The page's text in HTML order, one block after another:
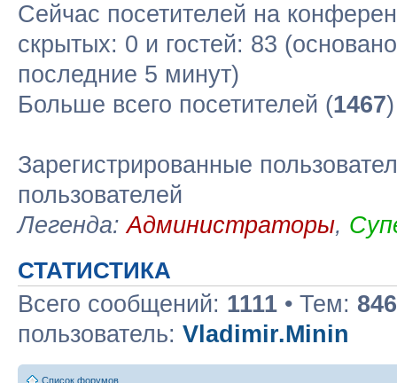
Сейчас посетителей на
скрытых: 0 и гостей: 83
последние 5 минут)
Больше всего посетителей (1467
Зарегистрированные
пользователей
Легенда:Администраторы,
СТАТИСТИКА
Всего сообщений: 1111 • Тем: 846
пользователь: Vladimir.Minin
Список форумов